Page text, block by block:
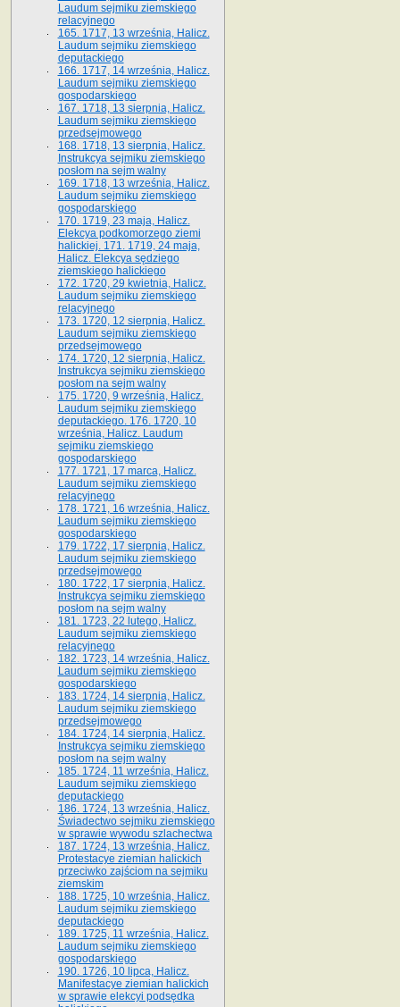
Laudum sejmiku ziemskiego
relacyjnego
165. 1717, 13 września, Halicz.
Laudum sejmiku ziemskiego
deputackiego
166. 1717, 14 września, Halicz.
Laudum sejmiku ziemskiego
gospodarskiego
167. 1718, 13 sierpnia, Halicz.
Laudum sejmiku ziemskiego
przedsejmowego
168. 1718, 13 sierpnia, Halicz.
Instrukcya sejmiku ziemskiego
posłom na sejm walny
169. 1718, 13 września, Halicz.
Laudum sejmiku ziemskiego
gospodarskiego
170. 1719, 23 maja, Halicz.
Elekcya podkomorzego ziemi
halickiej. 171. 1719, 24 maja,
Halicz. Elekcya sędziego
ziemskiego halickiego
172. 1720, 29 kwietnia, Halicz.
Laudum sejmiku ziemskiego
relacyjnego
173. 1720, 12 sierpnia, Halicz.
Laudum sejmiku ziemskiego
przedsejmowego
174. 1720, 12 sierpnia, Halicz.
Instrukcya sejmiku ziemskiego
posłom na sejm walny
175. 1720, 9 września, Halicz.
Laudum sejmiku ziemskiego
deputackiego. 176. 1720, 10
września, Halicz. Laudum
sejmiku ziemskiego
gospodarskiego
177. 1721, 17 marca, Halicz.
Laudum sejmiku ziemskiego
relacyjnego
178. 1721, 16 września, Halicz.
Laudum sejmiku ziemskiego
gospodarskiego
179. 1722, 17 sierpnia, Halicz.
Laudum sejmiku ziemskiego
przedsejmowego
180. 1722, 17 sierpnia, Halicz.
Instrukcya sejmiku ziemskiego
posłom na sejm walny
181. 1723, 22 lutego, Halicz.
Laudum sejmiku ziemskiego
relacyjnego
182. 1723, 14 września, Halicz.
Laudum sejmiku ziemskiego
gospodarskiego
183. 1724, 14 sierpnia, Halicz.
Laudum sejmiku ziemskiego
przedsejmowego
184. 1724, 14 sierpnia, Halicz.
Instrukcya sejmiku ziemskiego
posłom na sejm walny
185. 1724, 11 września, Halicz.
Laudum sejmiku ziemskiego
deputackiego
186. 1724, 13 września, Halicz.
Świadectwo sejmiku ziemskiego
w sprawie wywodu szlachectwa
187. 1724, 13 września, Halicz.
Protestacye ziemian halickich
przeciwko zajściom na sejmiku
ziemskim
188. 1725, 10 września, Halicz.
Laudum sejmiku ziemskiego
deputackiego
189. 1725, 11 września, Halicz.
Laudum sejmiku ziemskiego
gospodarskiego
190. 1726, 10 lipca, Halicz.
Manifestacye ziemian halickich
w sprawie elekcyi podsędka